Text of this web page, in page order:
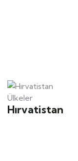
Ülkeler
Hırvatistan